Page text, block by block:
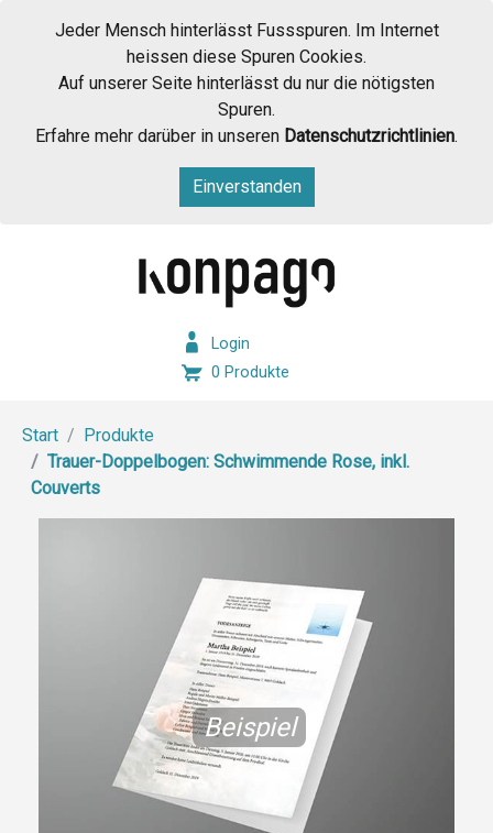
Jeder Mensch hinterlässt Fussspuren. Im Internet
heissen diese Spuren Cookies.
Auf unserer Seite hinterlässt du nur die nötigsten
Spuren.
Erfahre mehr darüber in unseren Datenschutzrichtlinien.
Einverstanden
Login
0 Produkte
Start
Produkte
Trauer-Doppelbogen: Schwimmende Rose, inkl.
Couverts
Beispiel